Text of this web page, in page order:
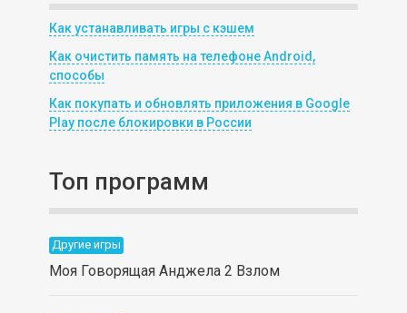
Как устанавливать игры с кэшем
Как очистить память на телефоне Android,
способы
Как покупать и обновлять приложения в Google
Play после блокировки в России
Топ программ
Другие игры
Моя Говорящая Анджела 2 Взлом